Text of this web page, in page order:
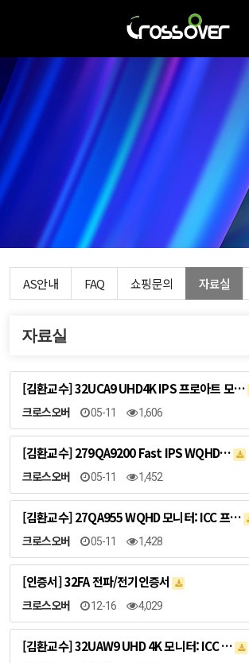
AS안내 FAQ 쇼핑문의 자료실
자료실
[김환교수] 32UCA9 UHD4K IPS 프로아트 모…
크로스오버 05-11 1,606
[김환교수] 279QA9200 Fast IPS WQHD…
크로스오버 05-11 1,452
[김환교수] 27QA955 WQHD 모니터: ICC 프…
크로스오버 05-11 1,428
[인증서] 32FA 전파/전기인증서
크로스오버 12-16 4,029
[김환교수] 32UAW9 UHD 4K 모니터: ICC …